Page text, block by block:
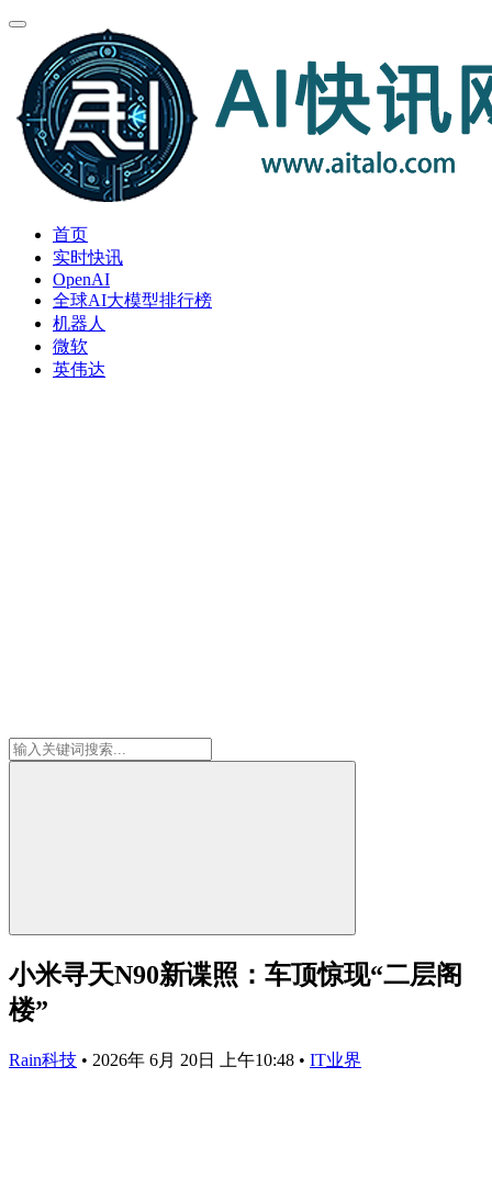
首页
实时快讯
OpenAI
全球AI大模型排行榜
机器人
微软
英伟达
小米寻天N90新谍照：车顶惊现“二层阁
楼”
Rain科技 • 2026年 6月 20日 上午10:48 • IT业界